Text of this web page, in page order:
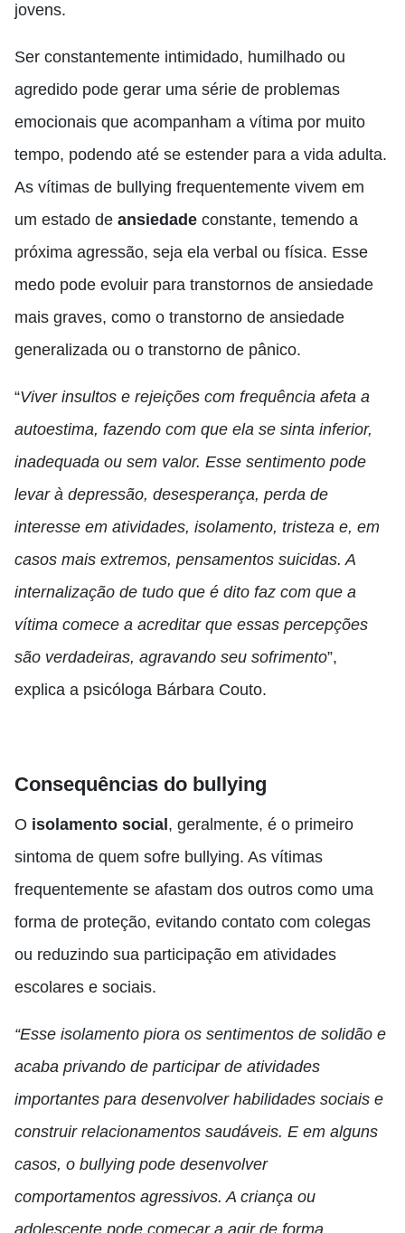
jovens.
Ser constantemente intimidado, humilhado ou
agredido pode gerar uma série de problemas
emocionais que acompanham a vítima por muito
tempo, podendo até se estender para a vida adulta.
As vítimas de bullying frequentemente vivem em
um estado de ansiedade constante, temendo a
próxima agressão, seja ela verbal ou física. Esse
medo pode evoluir para transtornos de ansiedade
mais graves, como o transtorno de ansiedade
generalizada ou o transtorno de pânico.
“Viver insultos e rejeições com frequência afeta a
autoestima, fazendo com que ela se sinta inferior,
inadequada ou sem valor. Esse sentimento pode
levar à depressão, desesperança, perda de
interesse em atividades, isolamento, tristeza e, em
casos mais extremos, pensamentos suicidas. A
internalização de tudo que é dito faz com que a
vítima comece a acreditar que essas percepções
são verdadeiras, agravando seu sofrimento”,
explica a psicóloga Bárbara Couto.
Consequências do bullying
O isolamento social , geralmente, é o primeiro
sintoma de quem sofre bullying. As vítimas
frequentemente se afastam dos outros como uma
forma de proteção, evitando contato com colegas
ou reduzindo sua participação em atividades
escolares e sociais.
“Esse isolamento piora os sentimentos de solidão e
acaba privando de participar de atividades
importantes para desenvolver habilidades sociais e
construir relacionamentos saudáveis. E em alguns
casos, o bullying pode desenvolver
comportamentos agressivos. A criança ou
adolescente pode começar a agir de forma